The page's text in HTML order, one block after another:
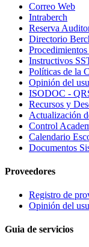
Correo Web
Intraberch
Reserva
Directorio
Instructivos
Políticas de la
Opinión del
ISODOC -
Recursos y
Actualización
Control
Calendario
Documentos
Proveedores
Registro de
Opinión del
Guia de servicios